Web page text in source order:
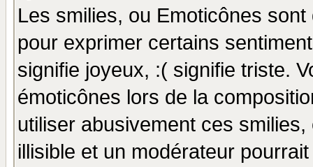
Les smilies, ou Emoticônes
pour exprimer certains
signifie joyeux, :( signifie triste.
émoticônes lors de la
utiliser abusivement ces
illisible et un modérateur